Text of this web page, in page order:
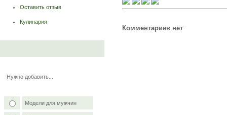
Оставить отзыв
Кулинария
Нужно добавить...
Модели для мужчин
Комментариев нет